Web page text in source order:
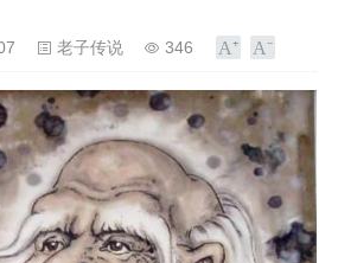
老子传说 346